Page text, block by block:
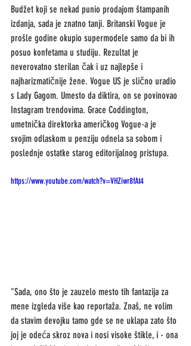
Budžet koji se nekad punio prodajom štampanih
izdanja, sada je znatno tanji. Britanski Vogue je
prošle godine okupio supermodele samo da bi ih
posuo konfetama u studiju. Rezultat je
neverovatno sterilan čak i uz najlepše i
najharizmatičnije žene. Vogue US je slično uradio
s Lady Gagom. Umesto da diktira, on se povinovao
Instagram trendovima. Grace Coddington,
umetnička direktorka američkog Vogue-a je
svojim odlaskom u penziju odnela sa sobom i
poslednje ostatke starog editorijalnog pristupa.
https://www.youtube.com/watch?v=VHZiwr8fAt4
"Sada, ono što je zauzelo mesto tih fantazija za
mene izgleda više kao reportaža. Znaš, ne volim
da stavim devojku tamo gde se ne uklapa zato što
joj je odeća skroz nova i nosi visoke štikle, i - ona